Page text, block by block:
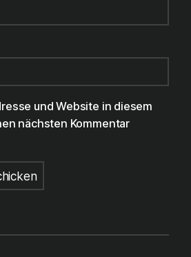
und Website in diesem
nächsten Kommentar